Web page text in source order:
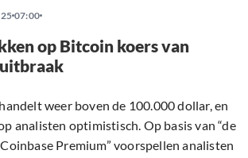
07:00
op Bitcoin koers van
handelt weer boven de 100.000 dollar, en
analisten optimistisch. Op basis van “de
Premium” voorspellen analisten